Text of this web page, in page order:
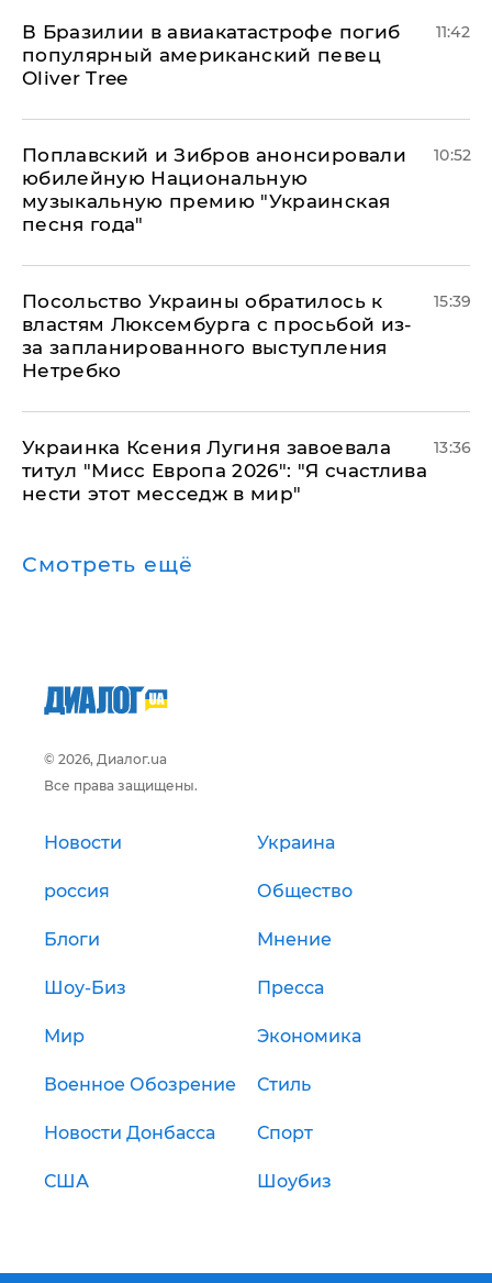
В Бразилии в авиакатастрофе погиб
популярный американский певец
Oliver Tree
11:42
Поплавский и Зибров анонсировали
юбилейную Национальную
музыкальную премию "Украинская
песня года"
10:52
Посольство Украины обратилось к
властям Люксембурга с просьбой из-
за запланированного выступления
Нетребко
15:39
Украинка Ксения Лугиня завоевала
титул "Мисс Европа 2026": "Я счастлива
нести этот месседж в мир"
13:36
Смотреть ещё
© 2026, Диалог.ua
Все права защищены.
Новости Украина
россия Общество
Блоги Мнение
Шоу-Биз Пресса
Мир Экономика
Военное Обозрение Стиль
Новости Донбасса Спорт
США Шоубиз